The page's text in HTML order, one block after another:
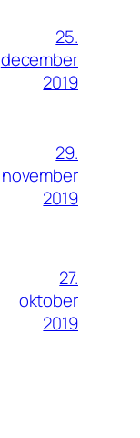
25.
december
2019
29.
november
2019
27.
oktober
2019